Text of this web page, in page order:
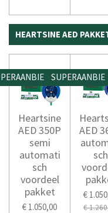
HEARTSINE AED
Heartsine
AED 350P
semi
automati
sch
voordeel
pakket
€ 1.050,00
AED
sch
€
€